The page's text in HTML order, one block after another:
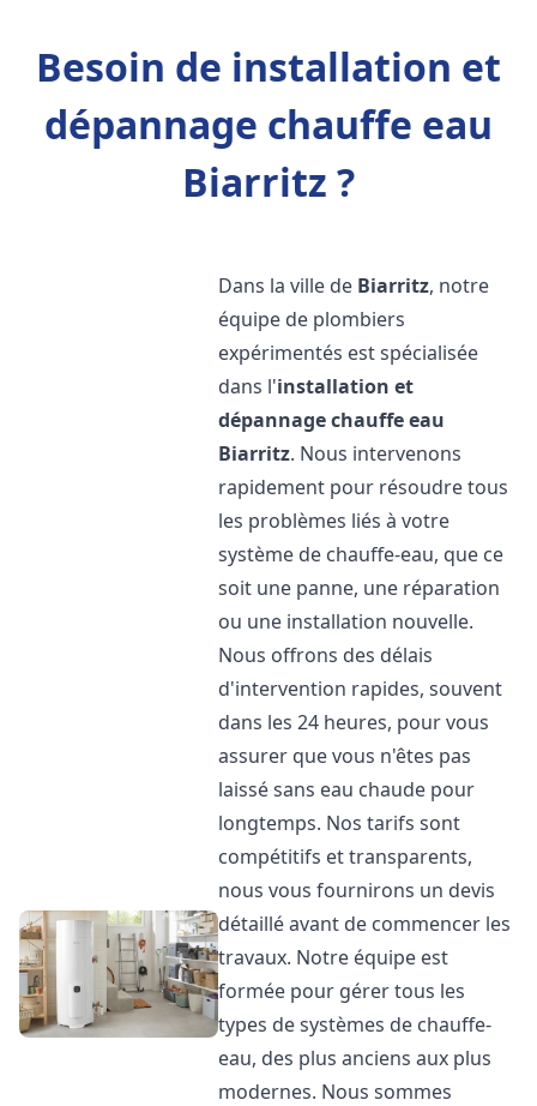
Besoin de installation et
dépannage chauffe eau
Biarritz ?
Dans la ville de Biarritz, notre
équipe de plombiers
expérimentés est spécialisée
dans l'installation et
dépannage chauffe eau
Biarritz. Nous intervenons
rapidement pour résoudre tous
les problèmes liés à votre
système de chauffe-eau, que ce
soit une panne, une réparation
ou une installation nouvelle.
Nous offrons des délais
d'intervention rapides, souvent
dans les 24 heures, pour vous
assurer que vous n'êtes pas
laissé sans eau chaude pour
longtemps. Nos tarifs sont
compétitifs et transparents,
nous vous fournirons un devis
détaillé avant de commencer les
travaux. Notre équipe est
formée pour gérer tous les
types de systèmes de chauffe-
eau, des plus anciens aux plus
modernes. Nous sommes